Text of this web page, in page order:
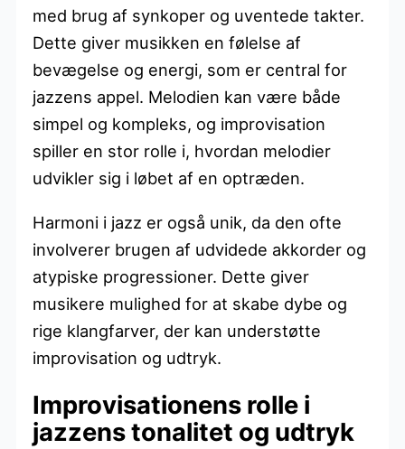
med brug af synkoper og uventede takter.
Dette giver musikken en følelse af
bevægelse og energi, som er central for
jazzens appel. Melodien kan være både
simpel og kompleks, og improvisation
spiller en stor rolle i, hvordan melodier
udvikler sig i løbet af en optræden.
Harmoni i jazz er også unik, da den ofte
involverer brugen af udvidede akkorder og
atypiske progressioner. Dette giver
musikere mulighed for at skabe dybe og
rige klangfarver, der kan understøtte
improvisation og udtryk.
Improvisationens rolle i
jazzens tonalitet og udtryk